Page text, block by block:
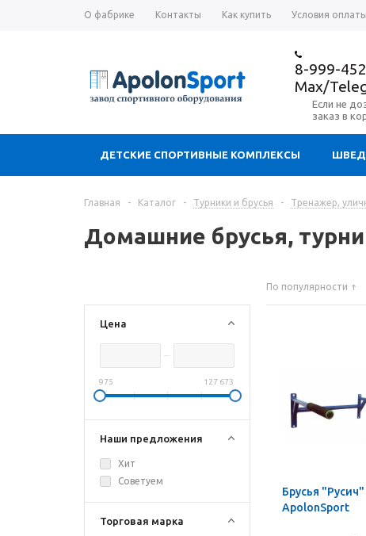
О фабрике Контакты Как купить Условия оплаты
8-999-
Max/
Если не
заказ в
ДЕТСКИЕ СПОРТИВНЫЕ КОМПЛЕКСЫ
Главная - Каталог - Турники и брусья - Тренажер,
Домашние брусья,
Цена
975 127 673
Наши предложения
Хит
Советуем
Торговая марка
По популярности
Брусья "Русич"
ApolonSport